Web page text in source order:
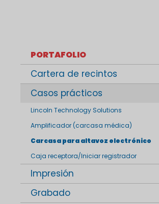
PORTAFOLIO
Cartera de recintos
Casos prácticos
Lincoln Technology Solutions
Amplificador (carcasa médica)
Carcasa para altavoz electrónico
Caja receptora/Iniciar registrador
Impresión
Grabado